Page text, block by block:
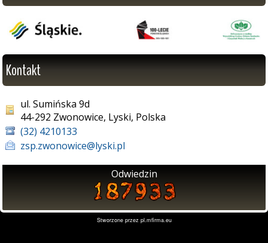
Kontakt
ul. Sumińska 9d
44-292 Zwonowice, Lyski, Polska
(32) 4210133
zsp.zwonowice@lyski.pl
Odwiedzin
Stworzone przez pl.mfirma.eu